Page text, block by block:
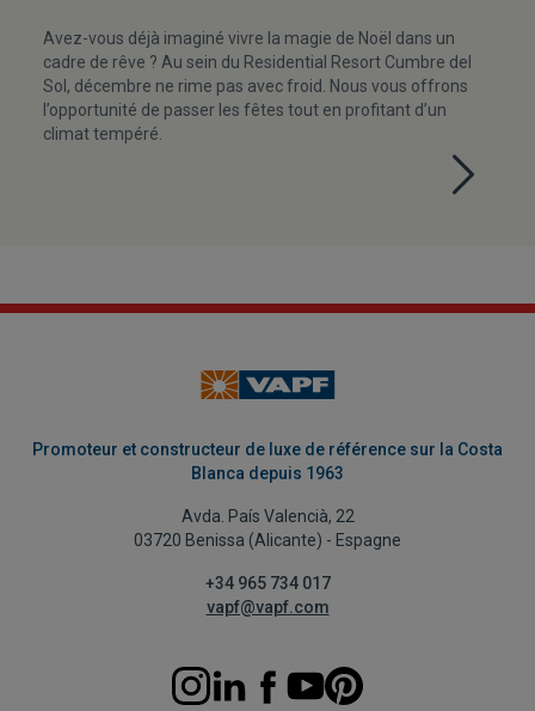
Avez-vous déjà imaginé vivre la magie de Noël dans un
cadre de rêve ? Au sein du Residential Resort Cumbre del
Sol, décembre ne rime pas avec froid. Nous vous offrons
l’opportunité de passer les fêtes tout en profitant d’un
climat tempéré.
Promoteur et constructeur de luxe de référence sur la Costa
Blanca depuis 1963
Avda. País Valencià, 22
03720 Benissa (Alicante) - Espagne
+34 965 734 017
vapf@vapf.com